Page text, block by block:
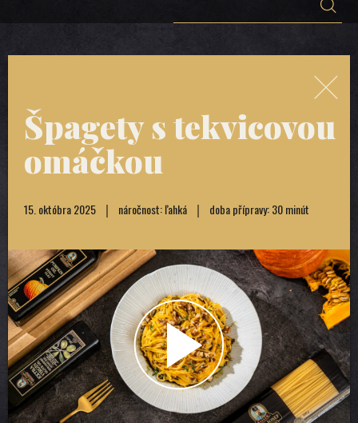
Špagety s tekvicovou
omáčkou
15. októbra 2025 náročnost: ľahká doba přípravy: 30 minút